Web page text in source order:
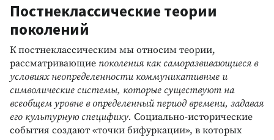
Постнеклассические теории
поколений
К постнеклассическим мы относим теории,
рассматривающие поколения как саморазвивающиеся в
условиях неопределенности коммуникативные и
символические системы, которые существуют на
всеобщем уровне в определенный период времени, задавая
его культурную специфику. Социально-исторические
события создают «точки бифуркации», в которых